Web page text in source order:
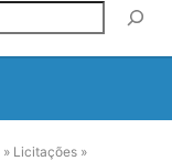
» Licitações »